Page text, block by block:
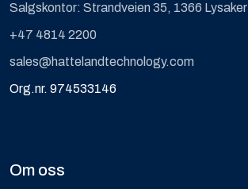
Salgskontor: Strandveien 35, 1366 Lysaker
+47 4814 2200
sales@hattelandtechnology.com
Org.nr. 974533146
Om oss